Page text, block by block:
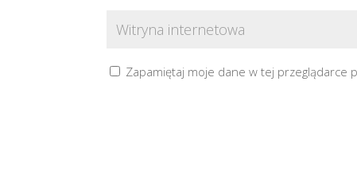
Zapamiętaj moje dane w tej przeglądarce